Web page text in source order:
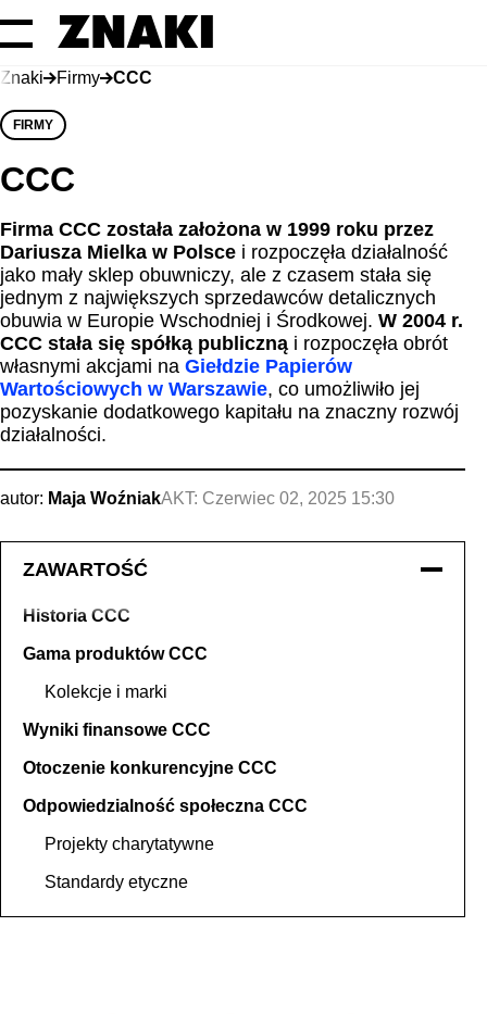
Znaki Firmy CCC
FIRMY
CCC
Firma CCC została założona w 1999 roku przez
Dariusza Mielka w Polsce i rozpoczęła działalność
jako mały sklep obuwniczy, ale z czasem stała się
jednym z największych sprzedawców detalicznych
obuwia w Europie Wschodniej i Środkowej. W 2004 r.
CCC stała się spółką publiczną i rozpoczęła obrót
własnymi akcjami na Giełdzie Papierów
Wartościowych w Warszawie, co umożliwiło jej
pozyskanie dodatkowego kapitału na znaczny rozwój
działalności.
autor: Maja WoźniakAKT: Czerwiec 02, 2025 15:30
ZAWARTOŚĆ
Historia CCC
Gama produktów CCC
Kolekcje i marki
Wyniki finansowe CCC
Otoczenie konkurencyjne CCC
Odpowiedzialność społeczna CCC
Projekty charytatywne
Standardy etyczne